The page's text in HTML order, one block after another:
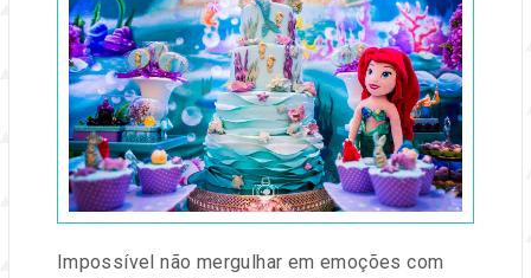
de
festas
e
eventos.
set,
2017por
Entre
na
Festa
Impossível não mergulhar em emoções com